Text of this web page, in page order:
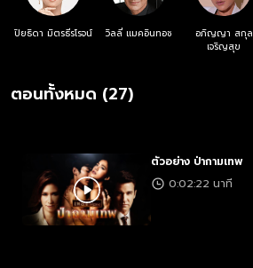
ปิยธิดา มิตรธีรโรจน์ วิลลี่ แมคอินทอช
อภิญญา สกุล
เจริญสุข
ตอนทั้งหมด (27)
ตัวอย่าง ป่ากามเทพ
0:02:22 นาที